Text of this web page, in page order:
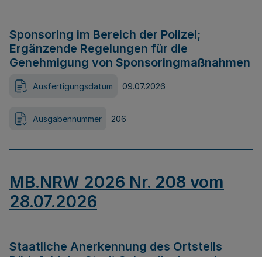
Sponsoring im Bereich der Polizei;
Ergänzende Regelungen für die
Genehmigung von Sponsoringmaßnahmen
Ausfertigungsdatum 09.07.2026
Ausgabennummer 206
MB.NRW 2026 Nr. 208 vom
28.07.2026
Staatliche Anerkennung des Ortsteils